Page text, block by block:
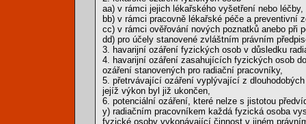
aa) v rámci jejich lékařského vyšetření nebo léčby,
bb) v rámci pracovně lékařské péče a preventivní
cc) v rámci ověřování nových poznatků anebo při
dd) pro účely stanovené zvláštním právním
3. havarijní ozáření fyzických osob v důsledku
4. havarijní ozáření zasahujících fyzických osob
ozáření stanovených pro radiační pracovníky,
5. přetrvávající ozáření vyplývající z
jejíž výkon byl již ukončen,
6. potenciální ozáření, které nelze s jistotou
y) radiačním pracovníkem každá fyzická osoba
fyzické osoby vykonávající činnost v jiném